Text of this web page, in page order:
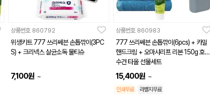
상품번호 860792
위생키트 777 쓰리쎄븐 손톱깎이(3PC
S) + 크리넥스 살균소독 물티슈
7,100원 ~
상품번호 860983
777 쓰리쎄븐 손톱깎이(6pcs) + 카밀
핸드크림 + 오마샤리프 리본 150g 호텔
수건 타올 선물세트
15,400원 ~
인쇄무료 라벨지무료